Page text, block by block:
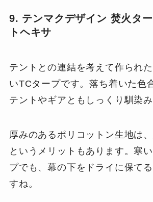
9. テンマクデザイン 焚火タ
トヘキサ
テントとの連結を考えて作られ
いTCタープです。落ち着いた色
テントやギアともしっくり馴染み
厚みのあるポリコットン生地は
というメリットもあります。寒
プでも、幕の下をドライに保て
すね。